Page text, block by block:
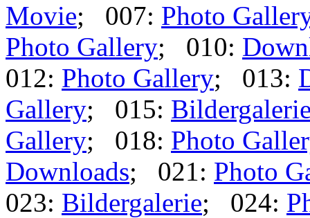
Movie; 007: Photo
Photo Gallery; 010:
012: Photo Gallery; 013:
Gallery; 015:
Gallery; 018: Photo
Downloads; 021: Photo
023: Bildergalerie; 024: